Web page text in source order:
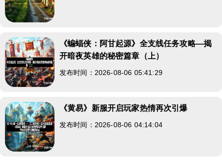
《蝙蝠侠：阿甘起源》全支线任务攻略—揭
开暗夜英雄的秘密篇章（上）
发布时间：2026-08-06 05:41:29
《黄易》新服开启玩家热情再次引爆
发布时间：2026-08-06 04:14:04